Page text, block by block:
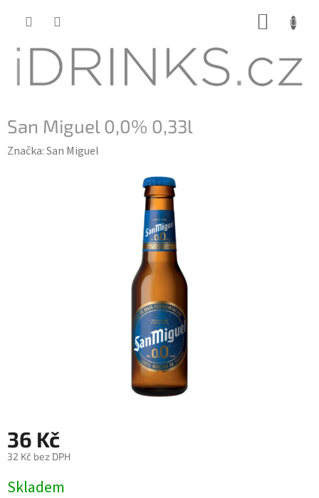
San Miguel 0,0% 0,33l
Značka:San Miguel
36 Kč
32 Kč bez DPH
cena:
Skladem